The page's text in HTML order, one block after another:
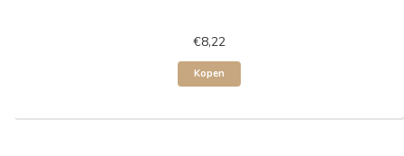
€8,22
Kopen